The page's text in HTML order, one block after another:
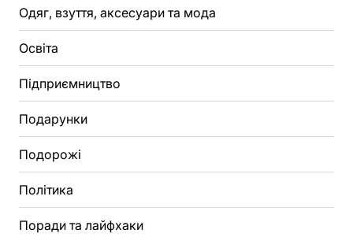
Одяг, взуття, аксесуари та мода
Освіта
Підприємництво
Подарунки
Подорожі
Політика
Поради та лайфхаки